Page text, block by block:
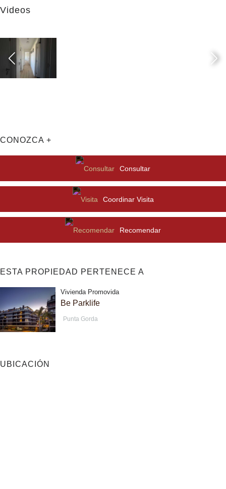
Videos
CONOZCA +
Consultar
Coordinar Visita
Recomendar
ESTA PROPIEDAD PERTENECE A
Vivienda Promovida
Be Parklife
Punta Gorda
UBICACIÓN